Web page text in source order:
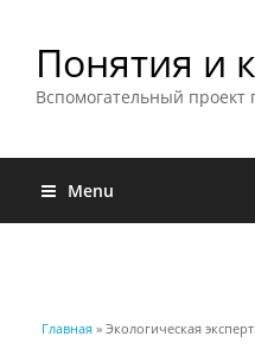
Понятия и
Вспомогательный
Menu
Вы здесь
Главная » Экологическая